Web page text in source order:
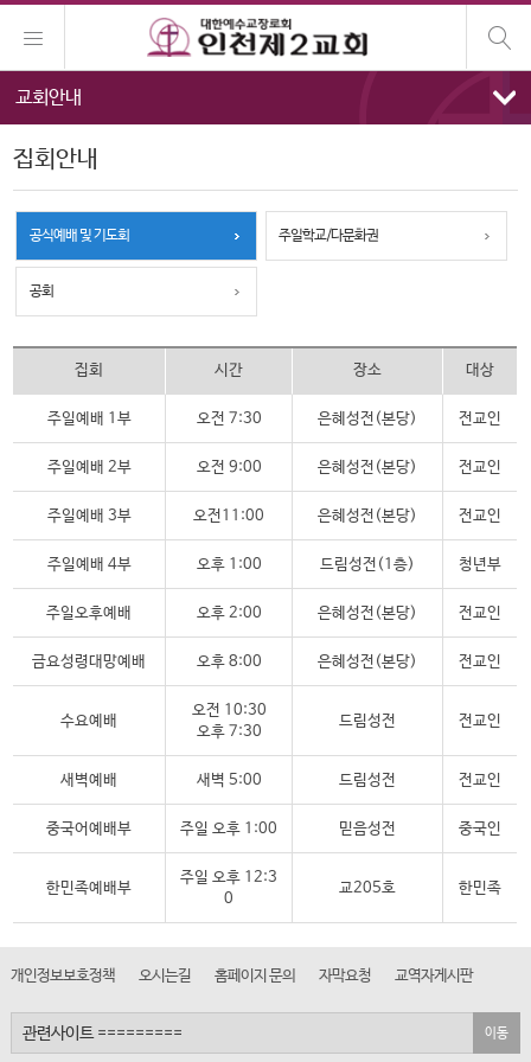
교회안내
집회안내
공식예배 및 기도회 주일학교/다문화권
공회
집회 시간 장소 대상
주일예배 1부 오전 7:30 은혜성전(본당) 전교인
주일예배 2부 오전 9:00 은혜성전(본당) 전교인
주일예배 3부 오전11:00 은혜성전(본당) 전교인
주일예배 4부 오후 1:00 드림성전(1층) 청년부
주일오후예배 오후 2:00 은혜성전(본당) 전교인
금요성령대망예배 오후 8:00 은혜성전(본당) 전교인
수요예배
오전 10:30
오후 7:30
드림성전 전교인
새벽예배 새벽 5:00 드림성전 전교인
중국어예배부 주일 오후 1:00 믿음성전 중국인
한민족예배부
주일 오후 12:3
0
교205호 한민족
개인정보보호정책 오시는길 홈페이지 문의 자막요청 교역자게시판
이동